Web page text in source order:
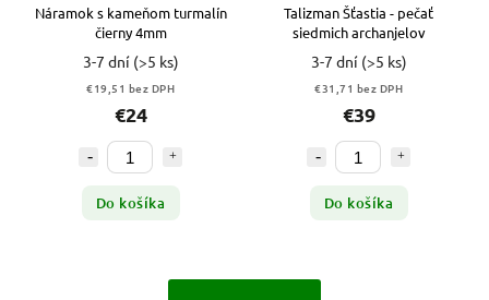
Náramok s kameňom turmalín
čierny 4mm
3-7 dní (>5 ks)
€19,51 bez DPH
€24
Do košíka
Talizman Šťastia - pečať
siedmich archanjelov
3-7 dní (>5 ks)
€31,71 bez DPH
€39
Do košíka